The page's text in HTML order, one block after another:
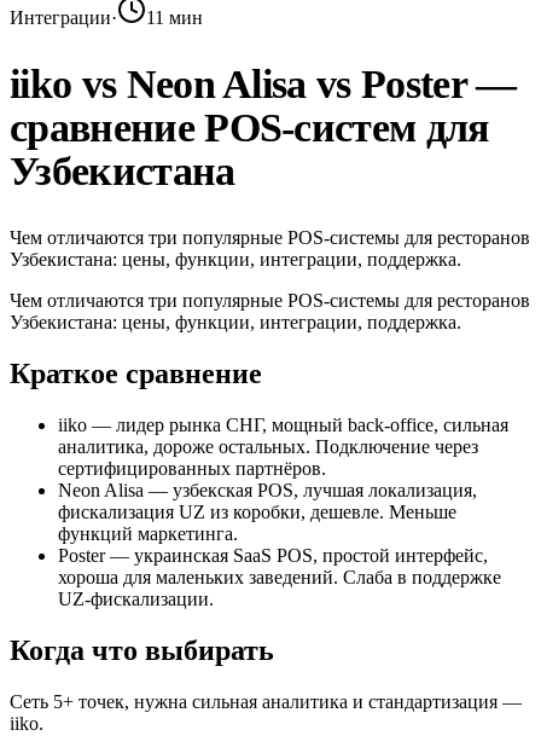
Интеграции· 11 мин
iiko vs Neon Alisa vs Poster —
сравнение POS-систем для
Узбекистана
Чем отличаются три популярные POS-системы для ресторанов
Узбекистана: цены, функции, интеграции, поддержка.
Чем отличаются три популярные POS-системы для ресторанов
Узбекистана: цены, функции, интеграции, поддержка.
Краткое сравнение
iiko — лидер рынка СНГ, мощный back-office, сильная
аналитика, дороже остальных. Подключение через
сертифицированных партнёров.
Neon Alisa — узбекская POS, лучшая локализация,
фискализация UZ из коробки, дешевле. Меньше
функций маркетинга.
Poster — украинская SaaS POS, простой интерфейс,
хороша для маленьких заведений. Слаба в поддержке
UZ-фискализации.
Когда что выбирать
Сеть 5+ точек, нужна сильная аналитика и стандартизация —
iiko.